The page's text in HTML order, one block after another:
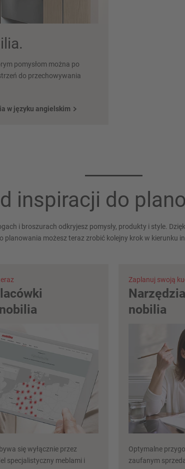
pomysłom można po
do przechowywania
w języku angielskim
inspiracji do
i broszurach odkryjesz pomysły, produkty i style.
planowania możesz teraz zrobić kolejny krok w kierunku
się wyłącznie przez
specjalistyczny meblami i
Zaplanuj swoją
nobilia
Optymalne
zaufanym